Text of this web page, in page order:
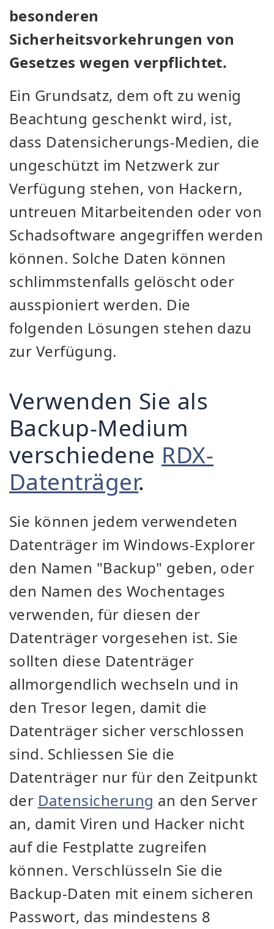
besonderen
Sicherheitsvorkehrungen von
Gesetzes wegen verpflichtet.
Ein Grundsatz, dem oft zu wenig
Beachtung geschenkt wird, ist,
dass Datensicherungs-Medien, die
ungeschützt im Netzwerk zur
Verfügung stehen, von Hackern,
untreuen Mitarbeitenden oder von
Schadsoftware angegriffen werden
können. Solche Daten können
schlimmstenfalls gelöscht oder
ausspioniert werden. Die
folgenden Lösungen stehen dazu
zur Verfügung.
Verwenden Sie als
Backup-Medium
verschiedene RDX-
Datenträger.
Sie können jedem verwendeten
Datenträger im Windows-Explorer
den Namen "Backup" geben, oder
den Namen des Wochentages
verwenden, für diesen der
Datenträger vorgesehen ist. Sie
sollten diese Datenträger
allmorgendlich wechseln und in
den Tresor legen, damit die
Datenträger sicher verschlossen
sind. Schliessen Sie die
Datenträger nur für den Zeitpunkt
der Datensicherung an den Server
an, damit Viren und Hacker nicht
auf die Festplatte zugreifen
können. Verschlüsseln Sie die
Backup-Daten mit einem sicheren
Passwort, das mindestens 8